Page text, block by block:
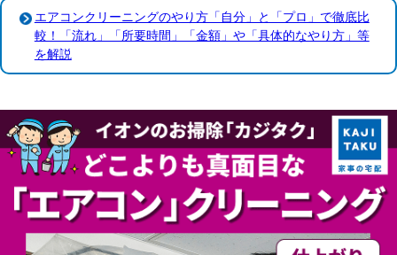
エアコンクリーニングのやり方「自分」と「プロ」で徹底比
較！「流れ」「所要時間」「金額」や「具体的なやり方」等
を解説